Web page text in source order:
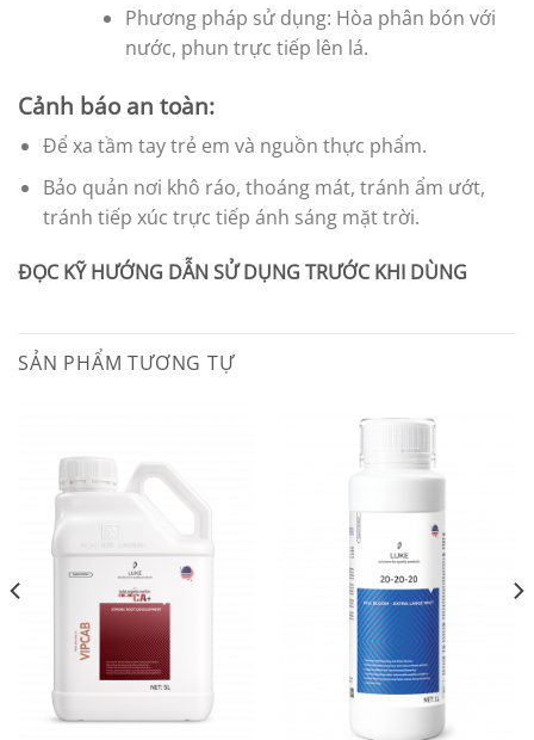
Phương pháp sử dụng: Hòa phân bón với
nước, phun trực tiếp lên lá.
Cảnh báo an toàn:
Để xa tầm tay trẻ em và nguồn thực phẩm.
Bảo quản nơi khô ráo, thoáng mát, tránh ẩm ướt,
tránh tiếp xúc trực tiếp ánh sáng mặt trời.
ĐỌC KỸ HƯỚNG DẪN SỬ DỤNG TRƯỚC KHI DÙNG
SẢN PHẨM TƯƠNG TỰ